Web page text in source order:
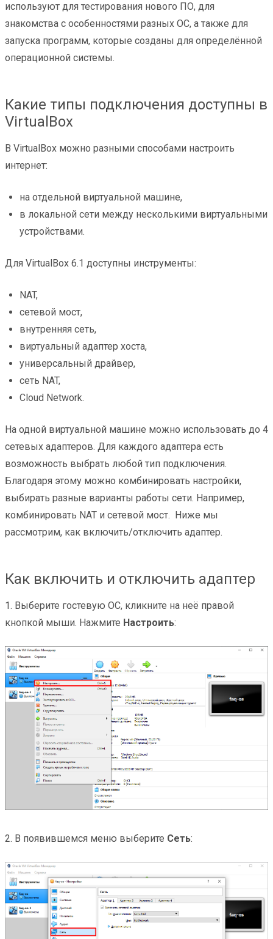
используют для тестирования нового ПО, для
знакомства с особенностями разных ОС, а также для
запуска программ, которые созданы для определённой
операционной системы.
Какие типы подключения доступны в
VirtualBox
В VirtualBox можно разными способами настроить
интернет:
на отдельной виртуальной машине,
в локальной сети между несколькими виртуальными
устройствами.
Для VirtualBox 6.1 доступны инструменты:
NAT,
сетевой мост,
внутренняя сеть,
виртуальный адаптер хоста,
универсальный драйвер,
сеть NAT,
Cloud Network.
На одной виртуальной машине можно использовать до 4
сетевых адаптеров. Для каждого адаптера есть
возможность выбрать любой тип подключения.
Благодаря этому можно комбинировать настройки,
выбирать разные варианты работы сети. Например,
комбинировать NAT и сетевой мост. Ниже мы
рассмотрим, как включить/отключить адаптер.
Как включить и отключить адаптер
1. Выберите гостевую ОС, кликните на неё правой
кнопкой мыши. Нажмите Настроить:
2. В появившемся меню выберите Сеть: